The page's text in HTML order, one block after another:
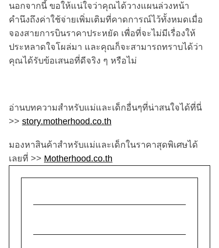
นอกจากนี้ ขอให้แน่ใจว่าคุณได้วางแผนล่วงหน้า
คำนึงถึงค่าใช้จ่ายเพิ่มเติมที่คาดการณ์ไว้ทั้งหมดเมื่อ
จองสายการบินราคาประหยัด เพื่อที่จะไม่มีเรื่องให้
ประหลาดใจโผล่มา และคุณก็จะสามารถทราบได้ว่า
คุณได้รับข้อเสนอที่ดีจริง ๆ หรือไม่
อ่านบทความสำหรับแม่และเด็กอื่นๆที่น่าสนใจได้ที่นี่
>> story.motherhood.co.th
มองหาสินค้าสำหรับแม่และเด็กในราคาสุดพิเศษได้
เลยที่ >> Motherhood.co.th